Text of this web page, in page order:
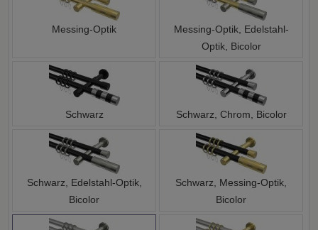
Messing-Optik
Messing-Optik, Edelstahl-
Optik, Bicolor
Schwarz Schwarz, Chrom, Bicolor
Schwarz, Edelstahl-Optik,
Bicolor
Schwarz, Messing-Optik,
Bicolor